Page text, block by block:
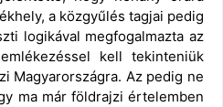
a közgyűlés tagjai pedig
logikával megfogalmazta az
kell tekinteniük
Magyarországra. Az pedig ne
ma már földrajzi értelemben